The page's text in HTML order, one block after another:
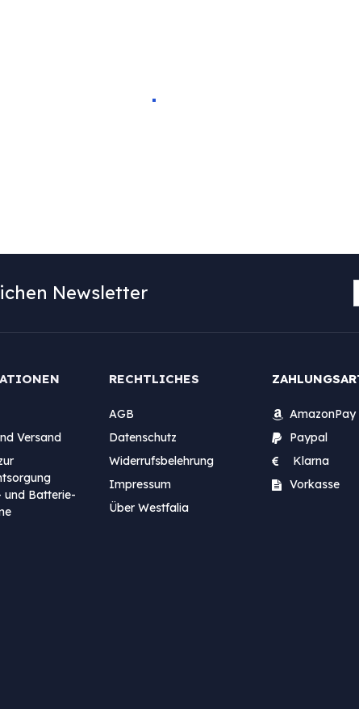
Newsletter
Versand
und Batterie-
RECHTLICHES
AGB
Datenschutz
Widerrufsbelehrung
Impressum
Über Westfalia
AmazonPay
Paypal
Klarna
Vorkasse